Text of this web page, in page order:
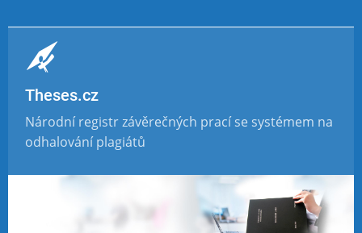
Theses.cz
Národní registr závěrečných prací se systémem na
odhalování plagiátů